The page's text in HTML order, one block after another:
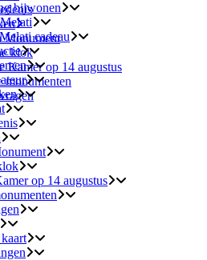
Monument
klok
Kamer op 14 augustus
monumenten
bijwonen
cadeau
op 14 augustus